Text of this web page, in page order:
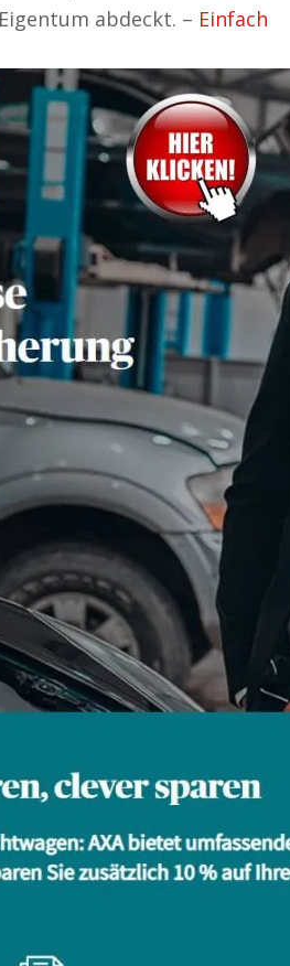
abdeckt. – Einfach